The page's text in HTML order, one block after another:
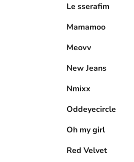
Le sserafim
Mamamoo
Meovv
New Jeans
Nmixx
Oddeyecircle
Oh my girl
Red Velvet